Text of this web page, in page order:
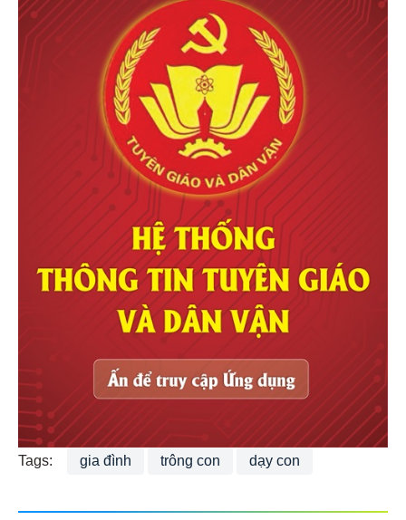
Tags: gia đình trông con dạy con